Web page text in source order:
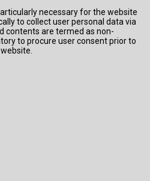
necessary for the website
to collect user personal data via
contents are termed as non-
to procure user consent prior to